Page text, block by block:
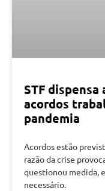
STF
acordos
pandemia
Acordos estão
razão da crise
questionou medida,
necessário.